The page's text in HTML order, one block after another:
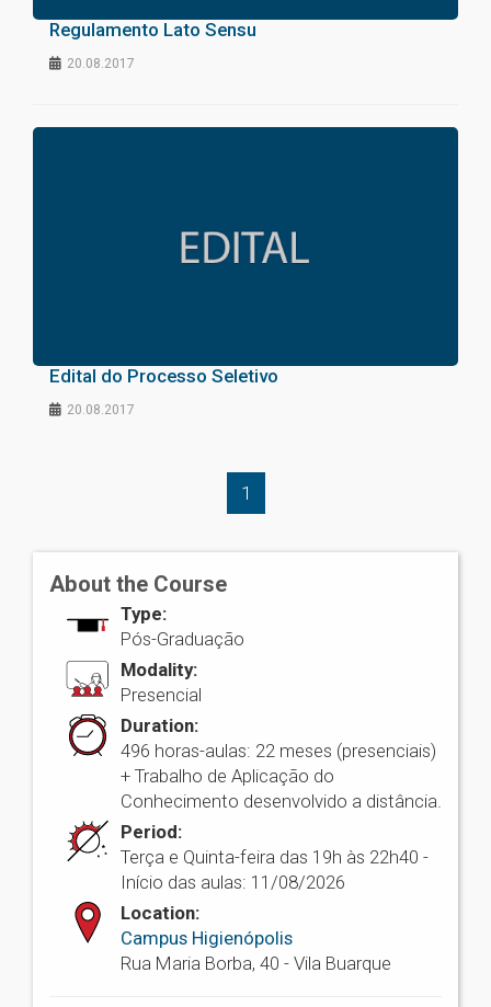
Regulamento Lato Sensu
20.08.2017
Edital do Processo Seletivo
20.08.2017
1
About the Course
Type:
Pós-Graduação
Modality:
Presencial
Duration:
496 horas-aulas: 22 meses (presenciais)
+ Trabalho de Aplicação do
Conhecimento desenvolvido a distância.
Period:
Terça e Quinta-feira das 19h às 22h40 -
Início das aulas: 11/08/2026
Location:
Campus Higienópolis
Rua Maria Borba, 40 - Vila Buarque